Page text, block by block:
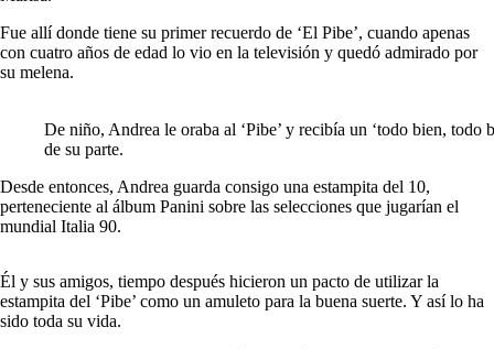
Fue allí donde tiene su primer recuerdo de ‘El Pibe’, cuando apenas
con cuatro años de edad lo vio en la televisión y quedó admirado por
su melena.
De niño, Andrea le oraba al ‘Pibe’ y recibía un ‘todo bien, todo
de su parte.
Desde entonces, Andrea guarda consigo una estampita del 10,
perteneciente al álbum Panini sobre las selecciones que jugarían el
mundial Italia 90.
Él y sus amigos, tiempo después hicieron un pacto de utilizar la
estampita del ‘Pibe’ como un amuleto para la buena suerte. Y así lo ha
sido toda su vida.